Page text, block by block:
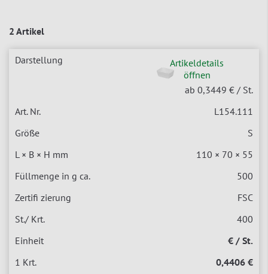
2 Artikel
Artikeldetails
öffnen
ab 0,3449 € / St.
L154.111
S
110 × 70 × 55
500
FSC
400
€ / St.
0,4406 €